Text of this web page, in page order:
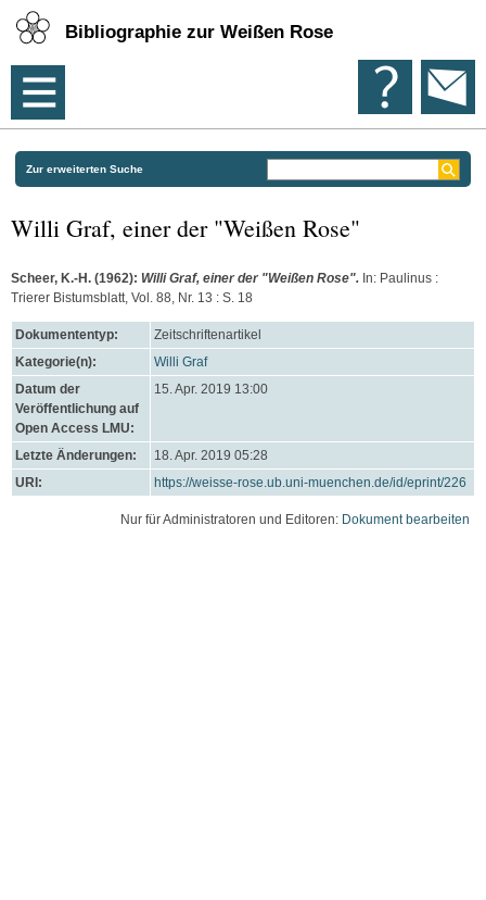
Bibliographie zur Weißen Rose
Zur erweiterten Suche
Willi Graf, einer der "Weißen Rose"
Scheer, K.-H. (1962): Willi Graf, einer der "Weißen Rose". In: Paulinus :
Trierer Bistumsblatt, Vol. 88, Nr. 13 : S. 18
Dokumententyp:
Zeitschriftenartikel
Kategorie(n):
Willi Graf
Datum der
Veröffentlichung auf
Open Access LMU:
15. Apr. 2019 13:00
Letzte Änderungen:
18. Apr. 2019 05:28
URI:
https://weisse-rose.ub.uni-muenchen.de/id/eprint/226
Nur für Administratoren und Editoren: Dokument bearbeiten